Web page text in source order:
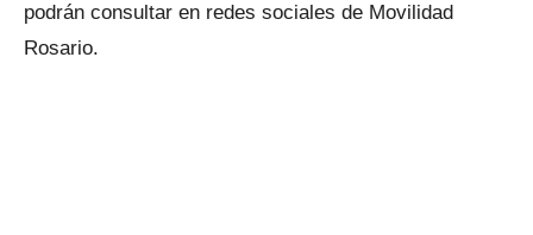
podrán consultar en redes sociales de Movilidad
Rosario.